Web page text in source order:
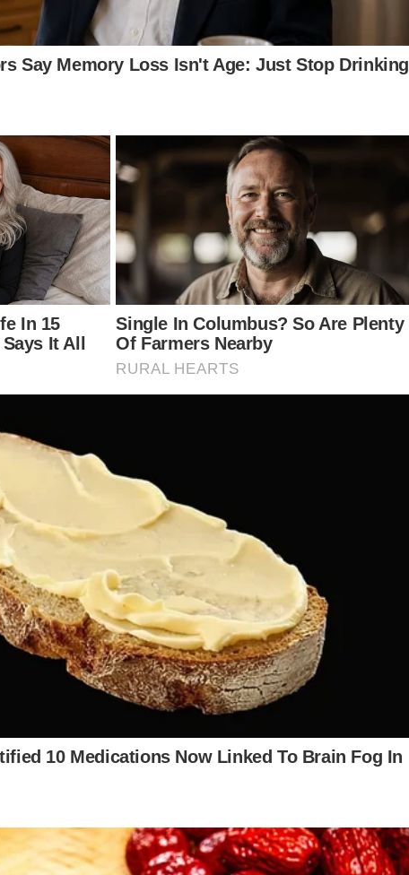
Say Memory Loss Isn't Age: Just Stop Drinking
In 15
It All
Single In Columbus? So Are Plenty
Of Farmers Nearby
RURAL HEARTS
10 Medications Now Linked To Brain Fog In